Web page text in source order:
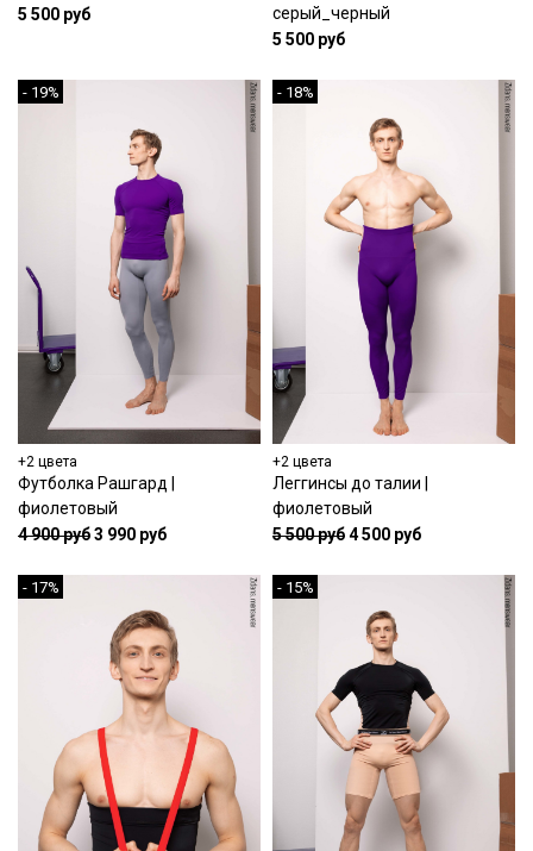
5 500 руб
серый_черный
5 500 руб
- 19%
+2 цвета
Футболка Рашгард |
фиолетовый
4 900 руб3 990 руб
- 18%
+2 цвета
Леггинсы до талии |
фиолетовый
5 500 руб4 500 руб
- 17% - 15%